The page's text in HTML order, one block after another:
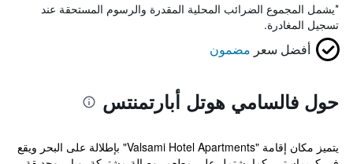
*يشمل المجموع الضرائب المحلية المقدرة والرسوم المستحقة عند
تسجيل المغادرة.
أفضل سعر مضمون
حول فالسامي هوتل أبارتمنتس
يتميز مكان إقامة "Valsami Hotel Apartments" بإطلالة على البحر ويقع